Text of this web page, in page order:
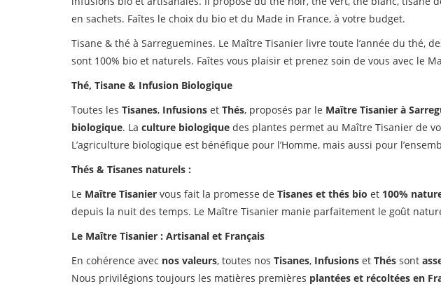
en sachets. Faîtes le choix du bio et du Made in France, à votre budget.
Tisane & thé à Sarreguemines. Le Maître Tisanier livre toute l’année du thé,
sont 100% bio et naturels. Faîtes vous plaisir et prenez soin de vous avec le
Thé, Tisane & Infusion Biologique
Toutes les Tisanes, Infusions et Thés, proposés par le Maître Tisanier à
biologique. La culture biologique des plantes permet au Maître Tisanier de
L’agriculture biologique est bénéfique pour l’Homme, mais aussi pour
Thés & Tisanes naturels :
Le Maître Tisanier vous fait la promesse de Tisanes et thés bio et 100%
depuis la nuit des temps. Le Maître Tisanier manie parfaitement le goût
Le Maître Tisanier : Artisanal et Français
En cohérence avec nos valeurs, toutes nos Tisanes, Infusions et Thés sont
Nous privilégions toujours les matières premières plantées et récoltées en